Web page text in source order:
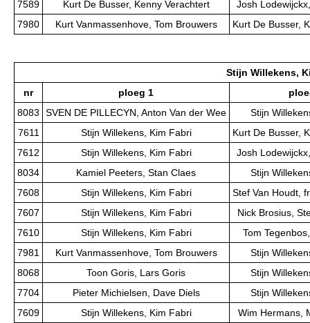
7589 Kurt De Busser, Kenny Verachtert
Josh
7980
Kurt Vanmassenhove, Tom Brouwers Kurt De Busser,
Stijn Willekens,
nr
ploeg 1
8083
SVEN DE PILLECYN, Anton Van der Wee
Stijn
7611
Stijn Willekens, Kim Fabri
Kurt De Busser,
7612
Stijn Willekens, Kim Fabri
Josh
8034
Kamiel Peeters, Stan Claes
Stijn
7608
Stijn Willekens, Kim Fabri
Stef Van Houdt,
7607
Stijn Willekens, Kim Fabri
Nick Brosius,
7610
Stijn Willekens, Kim Fabri
Tom
7981
Kurt Vanmassenhove, Tom Brouwers
Stijn
8068
Toon Goris, Lars Goris
Stijn
7704
Pieter Michielsen, Dave Diels
Stijn
7609
Stijn Willekens, Kim Fabri Wim Hermans,